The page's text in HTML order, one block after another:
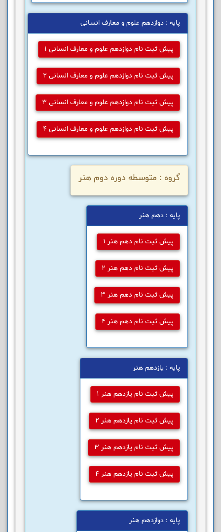
پایه : دوازدهم علوم و معارف انسانی
پیش ثبت نام دوازدهم علوم و معارف انسانی 1
پیش ثبت نام دوازدهم علوم و معارف انسانی 2
پیش ثبت نام دوازدهم علوم و معارف انسانی 3
پیش ثبت نام دوازدهم علوم و معارف انسانی 4
گروه : متوسطه دوره دوم هنر
پایه : دهم هنر
پیش ثبت نام دهم هنر 1
پیش ثبت نام دهم هنر 2
پیش ثبت نام دهم هنر 3
پیش ثبت نام دهم هنر 4
پایه : یازدهم هنر
پیش ثبت نام یازدهم هنر 1
پیش ثبت نام یازدهم هنر 2
پیش ثبت نام یازدهم هنر 3
پیش ثبت نام یازدهم هنر 4
پایه : دوازدهم هنر